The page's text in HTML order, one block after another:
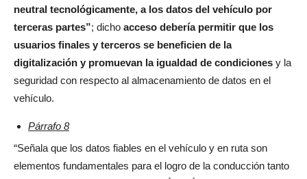
neutral tecnológicamente, a los datos del vehículo por
terceras partes”; dicho acceso debería permitir que los
usuarios finales y terceros se beneficien de la
digitalización y promuevan la igualdad de condiciones y la
seguridad con respecto al almacenamiento de datos en el
vehículo.
Párrafo 8
“Señala que los datos fiables en el vehículo y en ruta son
elementos fundamentales para el logro de la conducción tanto